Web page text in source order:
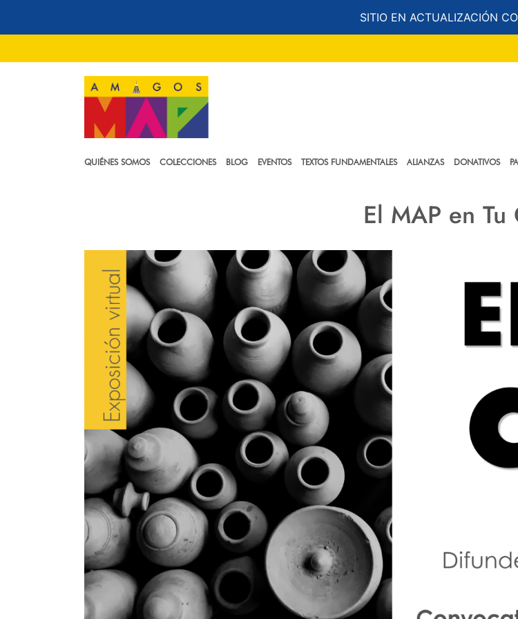
SITIO EN ACTUALIZACIÓN
QUIÉNES SOMOS COLECCIONES BLOG EVENTOS TEXTOS FUNDAMENTALES ALIANZAS DONATIVOS
El MAP en Tu